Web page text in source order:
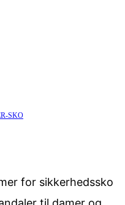
SKO
for sikkerhedssko